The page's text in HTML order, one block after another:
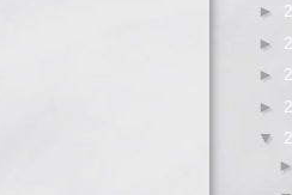
►
►
►
►
▼